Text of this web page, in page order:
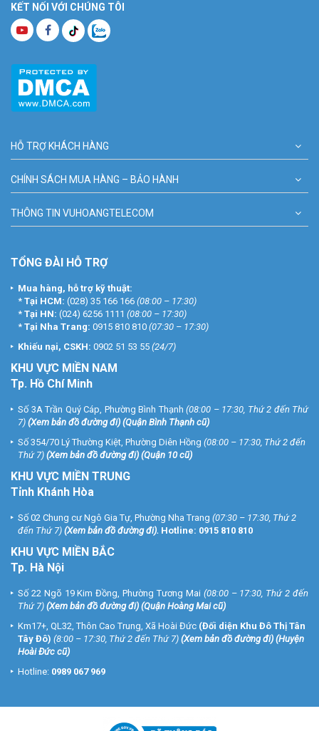
KẾT NỐI VỚI CHÚNG TÔI
HỖ TRỢ KHÁCH HÀNG
CHÍNH SÁCH MUA HÀNG – BẢO HÀNH
THÔNG TIN VUHOANGTELECOM
TỔNG ĐÀI HỖ TRỢ
Mua hàng, hỗ trợ kỹ thuật:
* Tại HCM: (028) 35 166 166 (08:00 – 17:30)
* Tại HN: (024) 6256 1111 (08:00 – 17:30)
* Tại Nha Trang: 0915 810 810 (07:30 – 17:30)
Khiếu nại, CSKH: 0902 51 53 55 (24/7)
KHU VỰC MIỀN NAM
Tp. Hồ Chí Minh
Số 3A Trần Quý Cáp, Phường Bình Thạnh (08:00 – 17:30, Thứ 2 đến Thứ
7) (Xem bản đồ đường đi) (Quận Bình Thạnh cũ)
Số 354/70 Lý Thường Kiệt, Phường Diên Hồng (08:00 – 17:30, Thứ 2 đến
Thứ 7) (Xem bản đồ đường đi) (Quận 10 cũ)
KHU VỰC MIỀN TRUNG
Tỉnh Khánh Hòa
Số 02 Chung cư Ngô Gia Tự, Phường Nha Trang (07:30 – 17:30, Thứ 2
đến Thứ 7) (Xem bản đồ đường đi). Hotline: 0915 810 810
KHU VỰC MIỀN BẮC
Tp. Hà Nội
Số 22 Ngõ 19 Kim Đồng, Phường Tương Mai (08:00 – 17:30, Thứ 2 đến
Thứ 7) (Xem bản đồ đường đi) (Quận Hoàng Mai cũ)
Km17+, QL32, Thôn Cao Trung, Xã Hoài Đức (Đối diện Khu Đô Thị Tân
Tây Đô) (8:00 – 17:30, Thứ 2 đến Thứ 7) (Xem bản đồ đường đi) (Huyện
Hoài Đức cũ)
Hotline: 0989 067 969